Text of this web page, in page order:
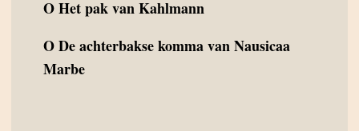
OHet pak van Kahlmann
ODe achterbakse komma van Nausicaa
Marbe